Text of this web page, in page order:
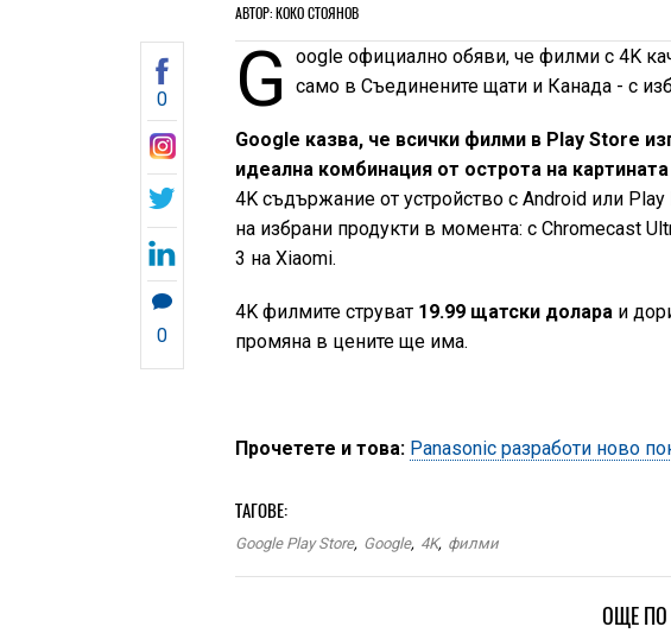
АВТОР: КОКО СТОЯНОВ
0
0
G
oogle официално обяви, че филми с 4K
само в Съединените щати и Канада - с
Google казва, че всички филми в Play Store
идеална комбинация от острота на
4K съдържание от устройство с Android или
на избрани продукти в момента: с Chromecast
3 на Xiaomi.
4K филмите струват 19.99 щатски долара и
промяна в цените ще има.
Прочетете и това: Panasonic разработи ново
ТАГОВЕ:
Google Play Store, Google, 4K, филми
ОЩЕ ПО